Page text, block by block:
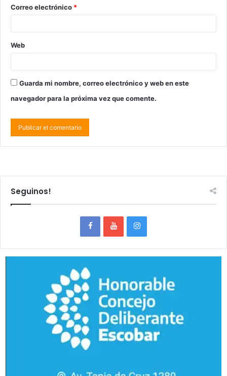
Correo electrónico *
Web
Guarda mi nombre, correo electrónico y web en este
navegador para la próxima vez que comente.
Seguinos!